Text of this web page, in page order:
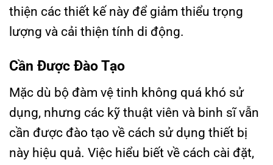
thiện các thiết kế này để giảm thiểu trọng
lượng và cải thiện tính di động.
Cần Được Đào Tạo
Mặc dù bộ đàm vệ tinh không quá khó sử
dụng, nhưng các kỹ thuật viên và binh sĩ vẫn
cần được đào tạo về cách sử dụng thiết bị
này hiệu quả. Việc hiểu biết về cách cài đặt,